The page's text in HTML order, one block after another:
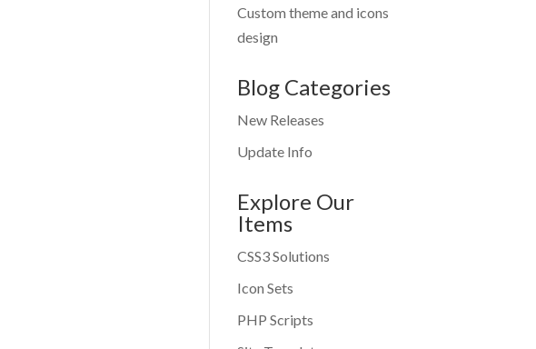
Custom theme and icons
design
Blog Categories
New Releases
Update Info
Explore Our
Items
CSS3 Solutions
Icon Sets
PHP Scripts